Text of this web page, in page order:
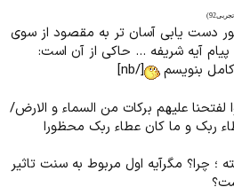
دست یابی آسان تر به مقصود از سوی
آیه شریفه ... حاکی از آن است:
[/nb]
لفتحنا علیهم برکات من السماء و الارض/
ربک و ما کان عطاء ربک محظورا
؛ چرا؟ مگرآیه اول مربوط به سنت تاثیر